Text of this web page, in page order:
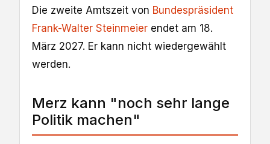
Die zweite Amtszeit von Bundespräsident
Frank-Walter Steinmeier endet am 18.
März 2027. Er kann nicht wiedergewählt
werden.
Merz kann "noch sehr lange
Politik machen"